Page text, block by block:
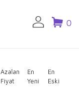
0
Azalan
Fiyat
En
Yeni
En
Eski